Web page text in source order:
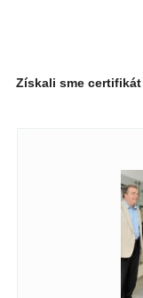
Získali sme